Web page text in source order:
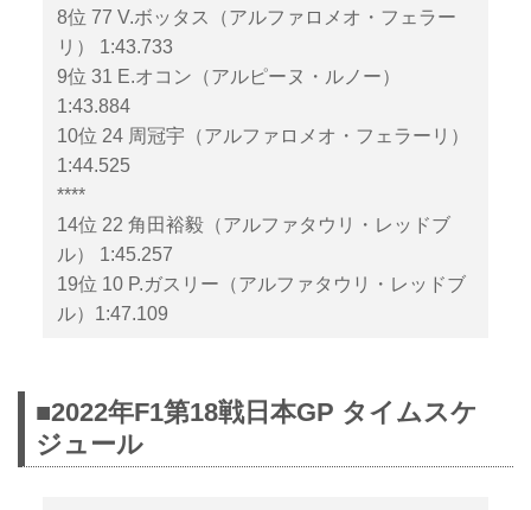
8位 77 V.ボッタス（アルファロメオ・フェラー
リ） 1:43.733
9位 31 E.オコン（アルピーヌ・ルノー）
1:43.884
10位 24 周冠宇（アルファロメオ・フェラーリ）
1:44.525
****
14位 22 角田裕毅（アルファタウリ・レッドブ
ル） 1:45.257
19位 10 P.ガスリー（アルファタウリ・レッドブ
ル）1:47.109
■2022年F1第18戦日本GP タイムスケ
ジュール